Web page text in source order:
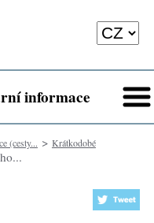
informace
(cesty... > Krátkodobé